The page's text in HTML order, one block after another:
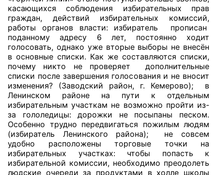
Доходы руководителя за 2024 г.
касающихся соблюдения избирательных прав
граждан, действий избирательных комиссий,
работы органов власти: избиратель прописан
поданному адресу 6 лет, постоянно ходит
голосовать, однако уже вторые выборы не внесён
в основные списки. Как же составляются списки,
почему никто не проверяет дополнительные
списки после завершения голосования и не вносит
изменения? (Заводский район, г. Кемерово); в
Ленинском районе на пути к отдельным
избирательным участкам не возможно пройти из-
за гололедицы: дорожки не посыпаны песком.
Особенно трудно передвигаться пожилым людям
(избиратель Ленинского района); не совсем
удобно расположены торговые точки на
избирательных участках: чтобы попасть к
избирательной комиссии, необходимо преодолеть
людские очереди за продуктами в холле школы